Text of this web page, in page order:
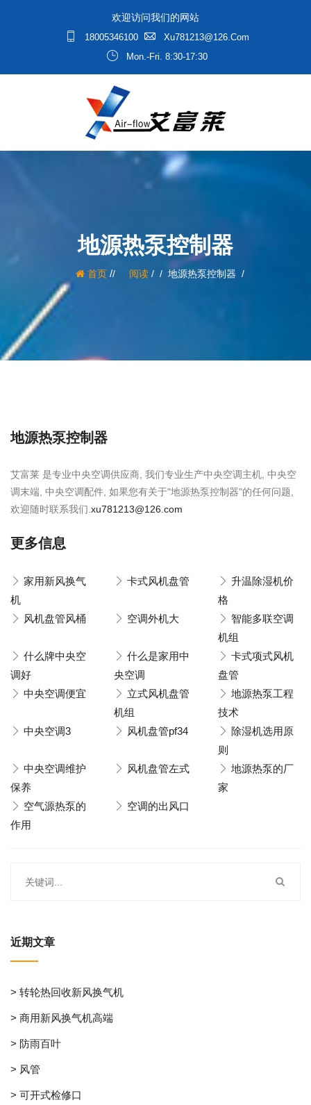
欢迎访问我们的网站
18005346100
Xu781213@126.com
Mon.-Fri. 8:30-17:30
地源热泵控制器
首页/ 阅读/ 地源热泵控制器
地源热泵控制器
艾富莱 是专业中央空调供应商, 我们专业生产中央空调主机, 中央空
调末端, 中央空调配件, 如果您有关于"地源热泵控制器"的任何问题,
欢迎随时联系我们. xu781213@126.com
更多信息
家用新风换气
机
卡式风机盘管
升温除湿机价
格
风机盘管风桶
空调外机大
智能多联空调
机组
什么牌中央空
调好
什么是家用中
央空调
卡式项式风机
盘管
中央空调便宜
立式风机盘管
机组
地源热泵工程
技术
中央空调3
风机盘管pf34
除湿机选用原
则
中央空调维护
保养
风机盘管左式
地源热泵的厂
家
空气源热泵的
作用
空调的出风口
近期文章
> 转轮热回收新风换气机
> 商用新风换气机高端
> 防雨百叶
> 风管
> 可开式检修口